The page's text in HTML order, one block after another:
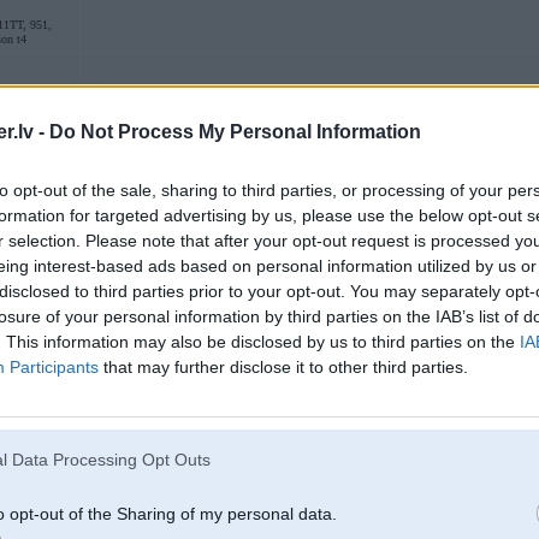
- Do Not Process My Personal Information
opt-out of the sale, sharing to third parties, or processing of your
for targeted advertising by us, please use the below opt-out
selection. Please note that after your opt-out request is processed
interest-based ads based on personal information utilized by us
to third parties prior to your opt-out. You may separately
of your personal information by third parties on the IAB’s list of
This information may also be disclosed by us to third parties on the
Participants that may further disclose it to other third parties.
Data Processing Opt Outs
opt-out of the Sharing of my personal data.
951,
t4
27 Mar 2015, 20:43:51 richinsh1981 rakstīja:
Alpinas
Labs video. Man patīk, kur čalis fano par EU bamperiem. Tas tāds smieklīgs
ekstras. BMW ne tik izteikti vienīgi.
Varētu it kā arī piekrist, ka BMW community ir viens no labākajiem.